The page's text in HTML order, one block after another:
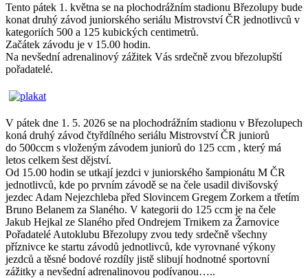
Tento pátek 1. května se na plochodrážním stadionu Březolupy bude
konat druhý závod juniorského seriálu Mistrovství ČR jednotlivců v
kategoriích 500 a 125 kubických centimetrů.
Začátek závodu je v 15.00 hodin.
Na nevšední adrenalinový zážitek Vás srdečně zvou březolupští
pořadatelé.
V pátek dne 1. 5. 2026 se na plochodrážním stadionu v Březolupech
koná druhý závod čtyřdílného seriálu Mistrovství ČR juniorů
do 500ccm s vloženým závodem juniorů do 125 ccm , který má
letos celkem šest dějství.
Od 15.00 hodin se utkají jezdci v juniorského šampionátu M ČR
jednotlivců, kde po prvním závodě se na čele usadil divišovský
jezdec Adam Nejezchleba před Slovincem Gregem Zorkem a třetím
Bruno Belanem za Slaného. V kategorii do 125 ccm je na čele
Jakub Hejkal ze Slaného před Ondrejem Trnikem za Žarnovice
Pořadatelé Autoklubu Březolupy zvou tedy srdečně všechny
příznivce ke startu závodů jednotlivců, kde vyrovnané výkony
jezdců a těsné bodové rozdíly jistě slibují hodnotné sportovní
zážitky a nevšední adrenalinovou podívanou…..